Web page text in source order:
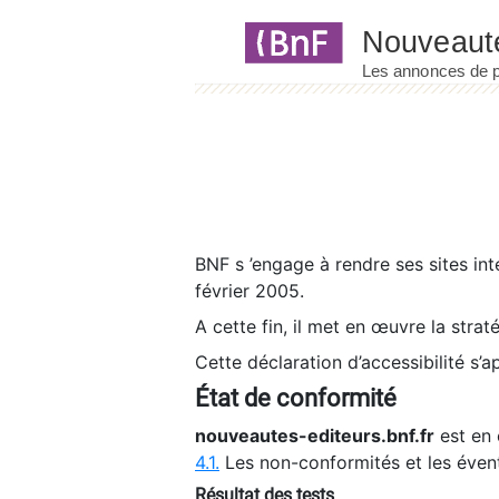
BNF s ’engage à rendre ses sites
février 2005.
A cette fin, il met en œuvre la
Cette déclaration d’accessibilité
État de conformité
nouveautes-editeurs.bnf.fr est en
4.1. Les non-conformités et les